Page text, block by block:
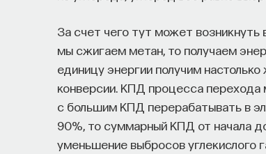
За счет чего тут может
мы сжигаем метан, то получаем
единицу энергии получим
конверсии. КПД процесса перехода
с большим КПД перерабатывать в
90%, то суммарный КПД от начала
уменьшение выбросов углекислого